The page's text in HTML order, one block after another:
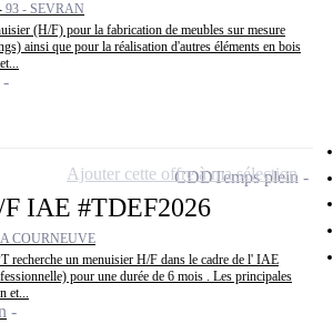
93 - SEVRAN
(H/F) pour la fabrication de meubles sur mesure
ainsi que pour la réalisation d'autres éléments en bois
IAE #TDEF2026
COURNEUVE
recherche un menuisier H/F dans le cadre de l' IAE
pour une durée de 6 mois . Les principales
et...
CDDTemps plein
Ajouter cette offre à ma sélection